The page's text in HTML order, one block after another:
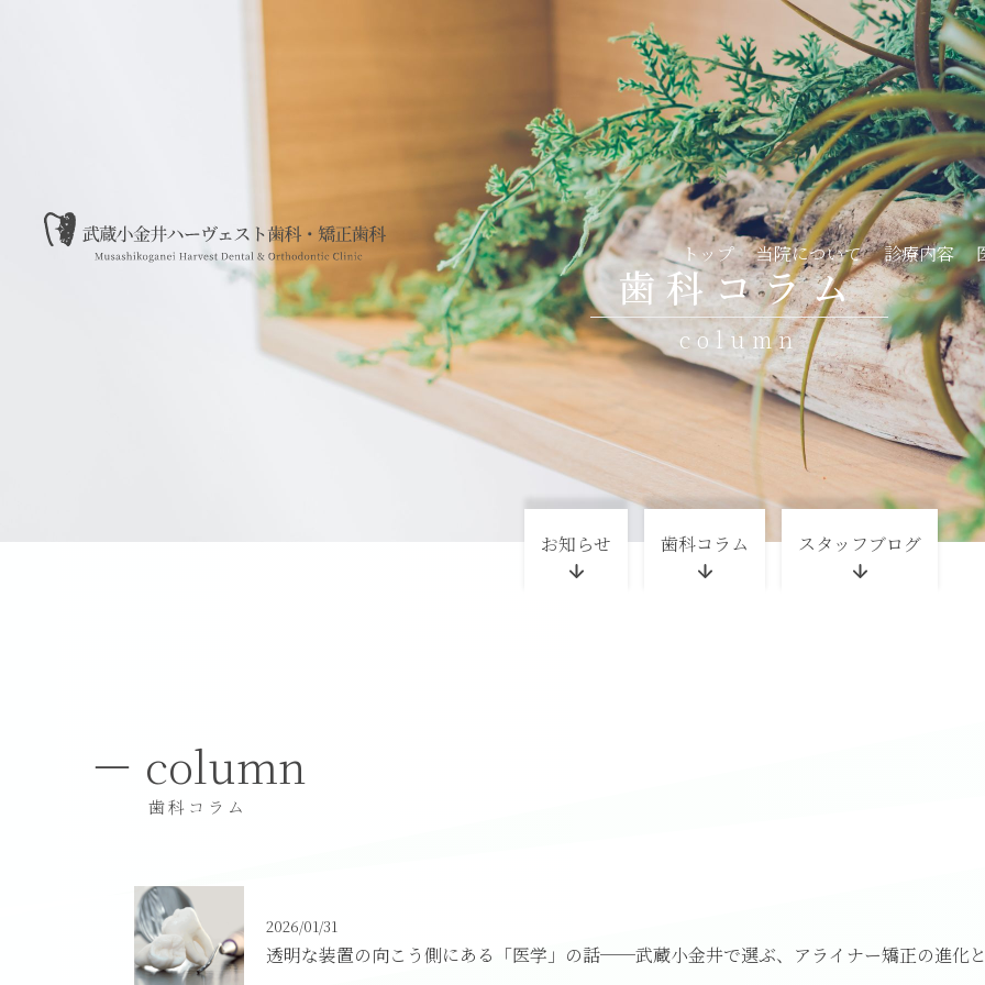
武蔵小金井ハーヴェスト歯科・矯正歯科 Musashikoganei Dental Harvest Orthodontic Clinic
トップ 当院について 診療内容
歯科コラム
column
お知らせ 歯科コラム スタッフブログ
column
歯科コラム
2026/01/31
透明な装置の向こう側にある「医学」の話──武蔵小金井で選ぶ、アライナー矯正の進化